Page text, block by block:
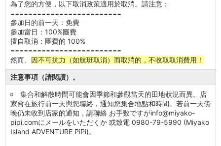
為了您的方便，以下取消政策適用於取消。請注意：
=========================
參加日的前一天：免費
參加當日：100%團費
擅自取消：團費的 100%
=========================
然而、 因不可抗力（如航班取消）而取消的，不收取取消費用！
注意事項（請閱讀）。
集合和解散時間可能會因季節和參觀當天的田地狀況而異。店
家會在旅行前一天與您聯絡，通知您集合地點和時間。若前一天傍
晚仍未收到店家的通知，請聯絡 お手数ですがinfo@miyako-
pipi.comにメールをいただくか 或致電 0980-79-5990 (Miyako
Island ADVENTURE PiPi)。